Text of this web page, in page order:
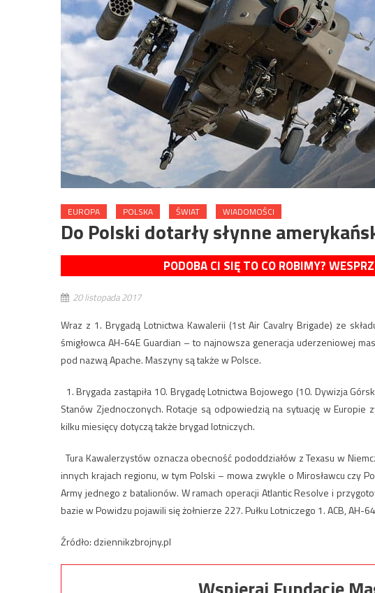
EUROPA POLSKA ŚWIAT WIADOMOŚCI
Do Polski dotarły słynne
PODOBA CI SIĘ TO CO ROBIMY?
20 listopada 2017
Wraz z 1. Brygadą Lotnictwa Kawalerii (1st Air Cavalry Brigade) ze
śmigłowca AH-64E Guardian – to najnowsza generacja uderzeniowej
pod nazwą Apache. Maszyny są także w Polsce.
1. Brygada zastąpiła 10. Brygadę Lotnictwa Bojowego (10. Dywizja
Stanów Zjednoczonych. Rotacje są odpowiedzią na sytuację w Europie
kilku miesięcy dotyczą także brygad lotniczych.
Tura Kawalerzystów oznacza obecność pododdziałów z Texasu w
innych krajach regionu, w tym Polski – mowa zwykle o Mirosławcu czy
Army jednego z batalionów. W ramach operacji Atlantic Resolve i
bazie w Powidzu pojawili się żołnierze 227. Pułku Lotniczego 1. ACB, AH-
Źródło: dziennikzbrojny.pl